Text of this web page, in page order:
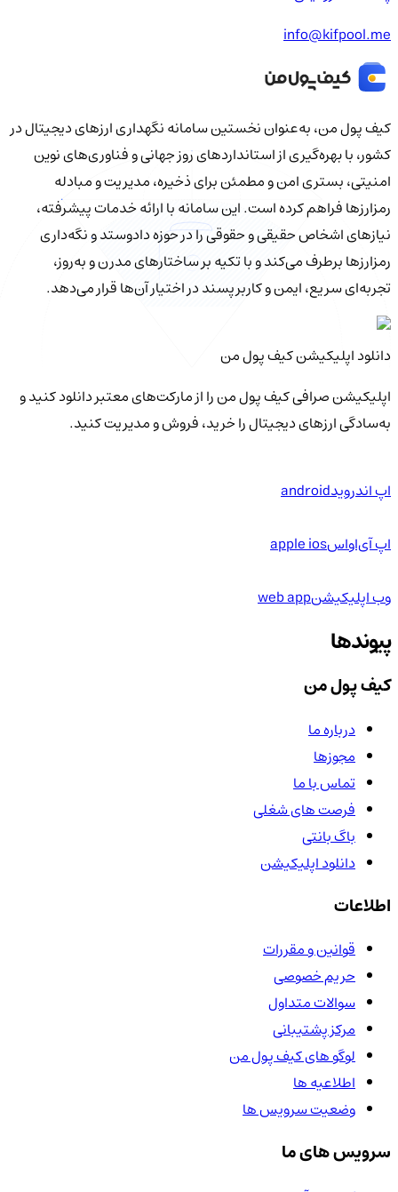
info@kifpool.me
کیف‌ پول من، به‌عنوان نخستین سامانه نگهداری ارزهای دیجیتال در
کشور، با بهره‌گیری از استانداردهای روز جهانی و فناوری‌های نوین
امنیتی، بستری امن و مطمئن برای ذخیره، مدیریت و مبادله
رمزارزها فراهم کرده است. این سامانه با ارائه خدمات پیشرفته،
نیازهای اشخاص حقیقی و حقوقی را در حوزه دادوستد و نگه‌داری
رمزارزها برطرف می‌کند و با تکیه بر ساختارهای مدرن و به‌روز،
تجربه‌ای سریع، ایمن و کاربرپسند در اختیار آن‌ها قرار می‌دهد.
دانلود اپلیکیشن کیف‌ پول من
اپلیکیشن صرافی کیف پول من را از مارکت‌های معتبر دانلود کنید و
به‌سادگی ارزهای دیجیتال را خرید، فروش و مدیریت کنید.
اپ اندرویدandroid
اپ آی‌او‌اسapple ios
وب اپلیکیشنweb app
پیوندها
کیف پول من
درباره ما
مجوزها
تماس با ما
فرصت های شغلی
باگ بانتی
دانلود اپلیکیشن
اطلاعات
قوانین و مقررات
حریم خصوصی
سوالات متداول
مرکز پشتیبانی
لوگو های کیف پول من
اطلاعیه ها
وضعیت سرویس ها
سرویس های ما